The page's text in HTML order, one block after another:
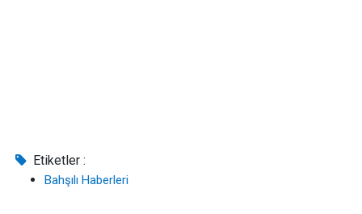
Etiketler :
Bahşılı Haberleri